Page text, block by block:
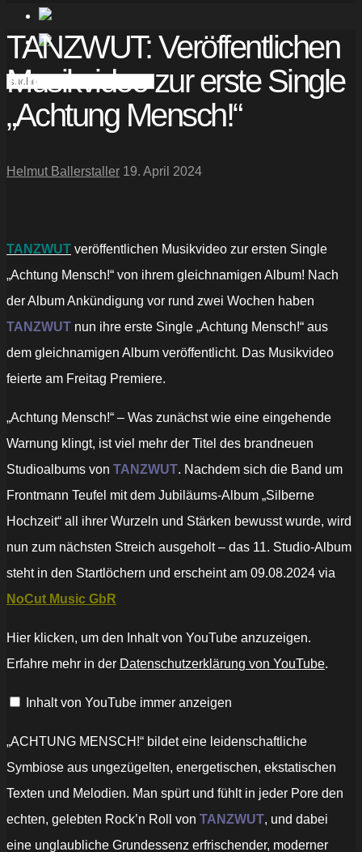
TANZWUT: Veröffentlichen
Musikvideo zur erste Single
„Achtung Mensch!“
Helmut Ballerstaller 19. April 2024
TANZWUT veröffentlichen Musikvideo zur ersten Single
„Achtung Mensch!“ von ihrem gleichnamigen Album! Nach
der Album Ankündigung vor rund zwei Wochen haben
TANZWUT nun ihre erste Single „Achtung Mensch!“ aus
dem gleichnamigen Album veröffentlicht. Das Musikvideo
feierte am Freitag Premiere.
„Achtung Mensch!“ – Was zunächst wie eine eingehende
Warnung klingt, ist viel mehr der Titel des brandneuen
Studioalbums von TANZWUT. Nachdem sich die Band um
Frontmann Teufel mit dem Jubiläums-Album „Silberne
Hochzeit“ all ihrer Wurzeln und Stärken bewusst wurde, wird
nun zum nächsten Streich ausgeholt – das 11. Studio-Album
steht in den Startlöchern und erscheint am 09.08.2024 via
NoCut Music GbR
„Tanzwut
–
Mensch!
von
Hier klicken, um den Inhalt von YouTube anzuzeigen.
Erfahre mehr in der Datenschutzerklärung von YouTube.
Inhalt von YouTube immer anzeigen
„ACHTUNG MENSCH!“ bildet eine leidenschaftliche
Symbiose aus ungezügelten, energetischen, ekstatischen
Texten und Melodien. Man spürt und fühlt in jeder Pore den
echten, gelebten Rock’n Roll von TANZWUT, und dabei
eine unglaubliche Grundessenz erfrischender, moderner